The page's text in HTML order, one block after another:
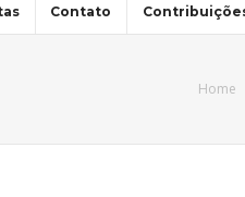
Contato
Home